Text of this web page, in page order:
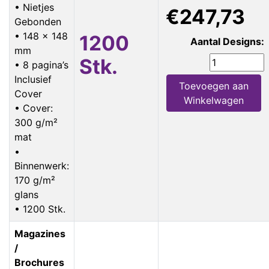
• Nietjes
Gebonden
• 148 x 148
mm
• 8 pagina’s
Inclusief
Cover
• Cover:
300 g/m²
mat
•
Binnenwerk:
170 g/m²
glans
• 1200 Stk.
1200
Stk.
€247,73
Aantal Designs:
Toevoegen aan
Winkelwagen
Magazines
/
Brochures